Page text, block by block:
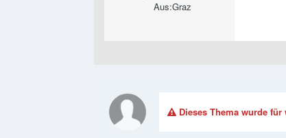
Aus:Graz
Dieses Thema wurde